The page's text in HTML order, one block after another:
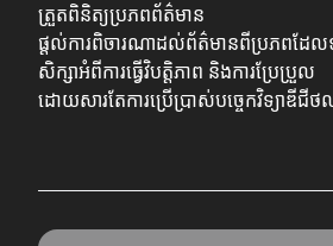
ត្រួតពិនិត្យប្រភពព័ត៌មាន
ផ្ដល់ការពិចារណាដល់ព័ត៌មានពីប្រភពដែ
សិក្សាអំពីការធ្វើវិបត្តិភាព និងការប្រែប្រួល
ដោយសារតែការប្រើប្រាស់បច្ចេកវិទ្យាឌី